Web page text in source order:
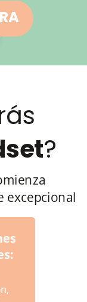
?
excepcional